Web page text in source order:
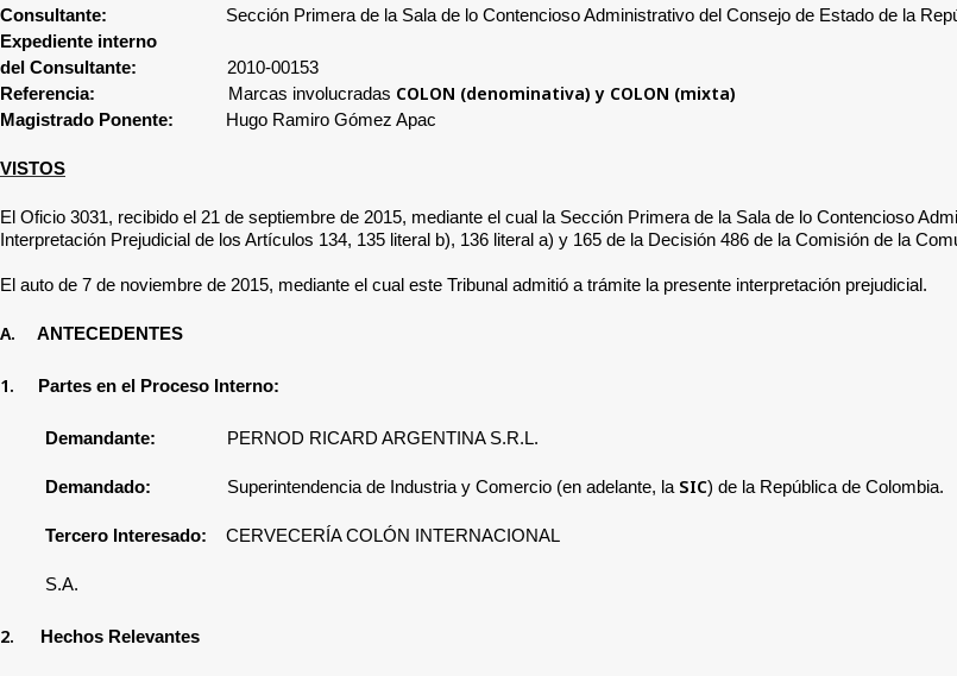
Consultante:
Sección Primera de la Sala de lo Contencioso Administrativo del Consejo de Estado de la
Expediente interno
del Consultante:
2010-00153
Referencia:
Marcas involucradas COLON (denominativa) y COLON (mixta)
Magistrado Ponente: Hugo Ramiro Gómez Apac
VISTOS
El Oficio 3031, recibido el 21 de septiembre de 2015, mediante el cual la Sección Primera de la Sala de lo Contencioso
Interpretación Prejudicial de los Artículos 134, 135 literal b), 136 literal a) y 165 de la Decisión 486 de la Comisión de la
El auto de 7 de noviembre de 2015, mediante el cual este Tribunal admitió a trámite la presente interpretación prejudicial.
A. ANTECEDENTES
1. Partes en el Proceso Interno:
Demandante: PERNOD RICARD ARGENTINA S.R.L.
Demandado: Superintendencia de Industria y Comercio (en adelante, la SIC) de la República de Colombia.
Tercero Interesado: CERVECERÍA COLÓN INTERNACIONAL
S.A.
2. Hechos Relevantes